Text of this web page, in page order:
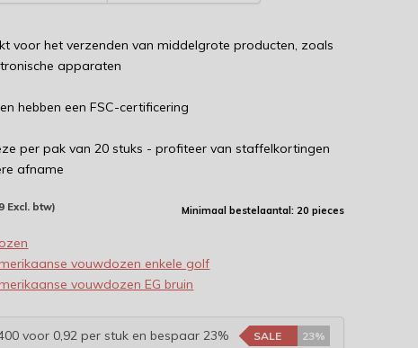
voor het verzenden van middelgrote producten, zoals
apparaten
hebben een FSC-certificering
per pak van 20 stuks - profiteer van staffelkortingen
afname
Excl. btw) Minimaal bestelaantal: 20 pieces
vouwdozen enkele golf
vouwdozen EG bruin
voor 0,92 per stuk en bespaar 23% SALE 23%